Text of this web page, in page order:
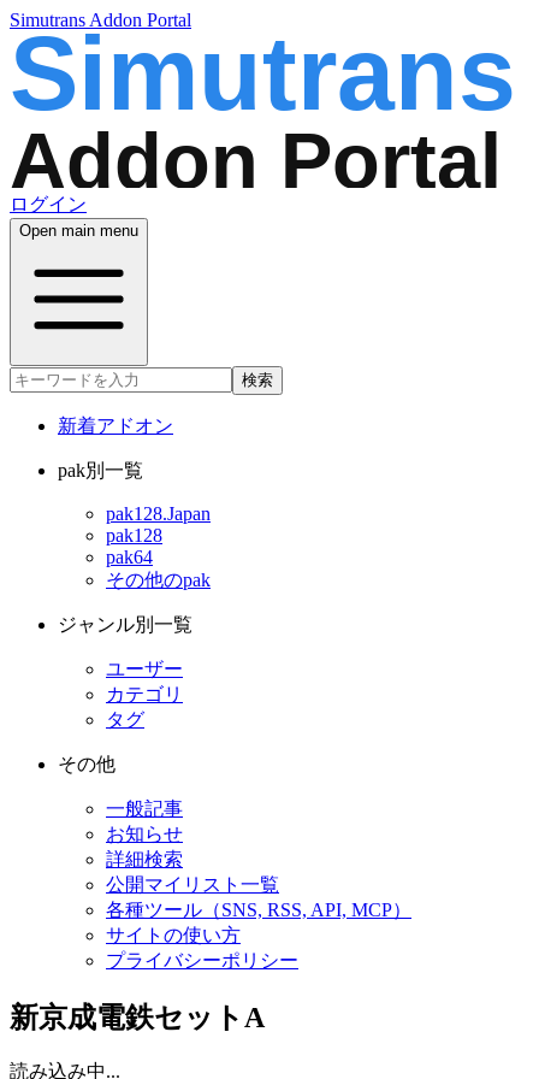
Simutrans Addon Portal
ログイン
Open main menu
検索
新着アドオン
pak別一覧
pak128.Japan
pak128
pak64
その他のpak
ジャンル別一覧
ユーザー
カテゴリ
タグ
その他
一般記事
お知らせ
詳細検索
公開マイリスト一覧
各種ツール（SNS, RSS, API, MCP）
サイトの使い方
プライバシーポリシー
新京成電鉄セットA
読み込み中...